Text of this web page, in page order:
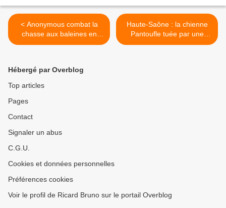
< Anonymous combat la
chasse aux baleines en
piratant les sites du
http://www.toolito.com/bio/a
nonymous-chasse-
Haute-Saône : la chienne
Pantoufle tuée par une
balle de 9 mm >
Hébergé par Overblog
Top articles
Pages
Contact
Signaler un abus
C.G.U.
Cookies et données personnelles
Préférences cookies
Voir le profil de Ricard Bruno sur le portail Overblog